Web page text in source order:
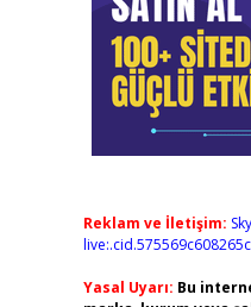
Reklam ve İletişim:
Yasal Uyarı: Bu